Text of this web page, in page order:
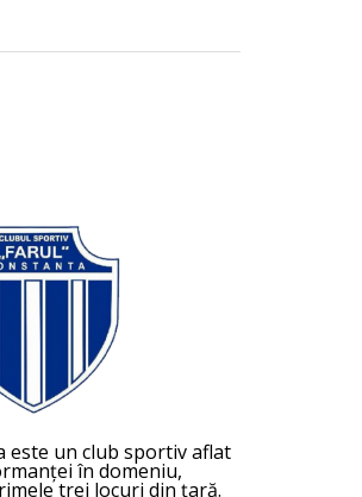
este un club sportiv aflat
în domeniu,
trei locuri din țară.